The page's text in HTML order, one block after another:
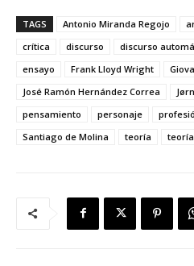
TAGS Antonio Miranda Regojo
crítica
discurso discurso
ensayo
Frank Lloyd Wright
José Ramón Hernández Correa
pensamiento
personaje
Santiago de Molina
teoría